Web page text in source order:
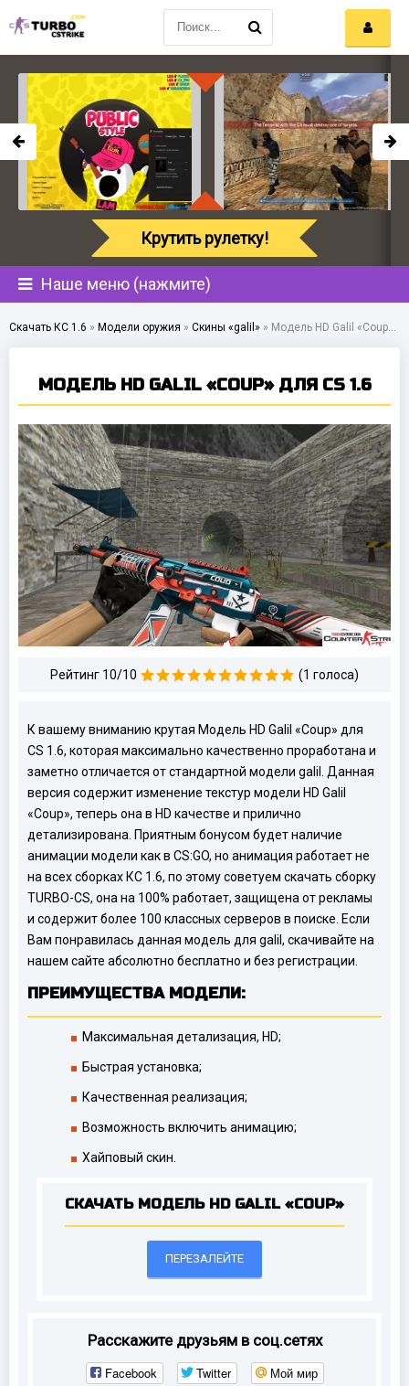
Наше меню (нажмите)
Скачать КС 1.6 » Модели оружия » Скины «galil» » Модель HD Galil «Coup» для CS 1.6
МОДЕЛЬ HD GALIL «COUP» ДЛЯ CS 1.6
Рейтинг 10/10 (1 голоса)
К вашему вниманию крутая Модель HD Galil «Coup» для
CS 1.6, которая максимально качественно проработана и
заметно отличается от стандартной модели galil. Данная
версия содержит изменение текстур модели HD Galil
«Coup», теперь она в HD качестве и прилично
детализирована. Приятным бонусом будет наличие
анимации модели как в CS:GO, но анимация работает не
на всех сборках КС 1.6, по этому советуем скачать сборку
TURBO-CS, она на 100% работает, защищена от рекламы
и содержит более 100 классных серверов в поиске. Если
Вам понравилась данная модель для galil, скачивайте на
нашем сайте абсолютно бесплатно и без регистрации.
ПРЕИМУЩЕСТВА МОДЕЛИ:
Максимальная детализация, HD;
Быстрая установка;
Качественная реализация;
Возможность включить анимацию;
Хайповый скин.
СКАЧАТЬ МОДЕЛЬ HD GALIL «COUP»
ПЕРЕЗАЛЕЙТЕ
Расскажите друзьям в соц.сетях
Facebook Twitter
Мой мир
Крутить рулетку!